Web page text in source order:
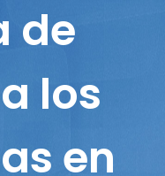
de
los
en